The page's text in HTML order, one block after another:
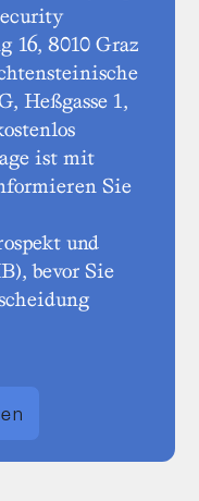
16, 8010 Graz
Heßgasse 1,
ist mit
Sie
und
bevor Sie